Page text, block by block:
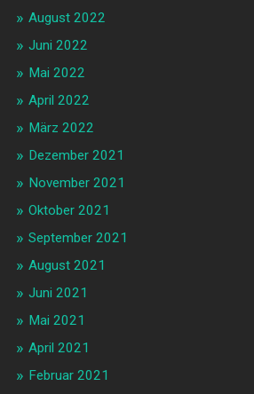
August 2022
Juni 2022
Mai 2022
April 2022
März 2022
Dezember 2021
November 2021
Oktober 2021
September 2021
August 2021
Juni 2021
Mai 2021
April 2021
Februar 2021